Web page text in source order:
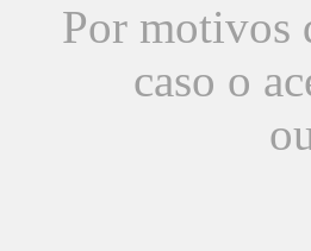
Por motivos
caso o